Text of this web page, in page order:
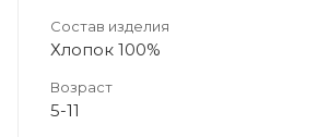
Состав изделия
Хлопок 100%
Возраст
5-11